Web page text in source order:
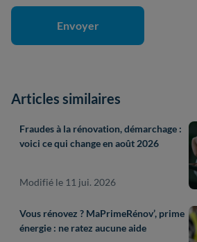
Articles similaires
Fraudes à la rénovation, démarchage :
voici ce qui change en août 2026
Modifié le 11 jui. 2026
Vous rénovez ? MaPrimeRénov’, prime
énergie : ne ratez aucune aide